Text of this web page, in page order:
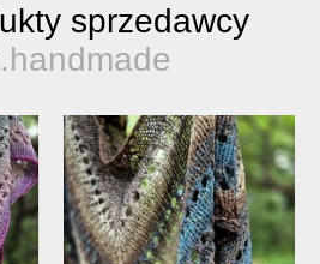
sprzedawcy